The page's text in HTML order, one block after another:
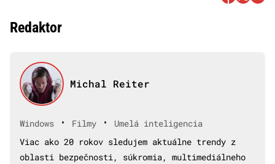
Redaktor
Michal Reiter
Windows • Filmy •
Umelá inteligencia
Viac ako 20 rokov sledujem aktuálne trendy z
oblasti bezpečnosti, súkromia, multimediálneho